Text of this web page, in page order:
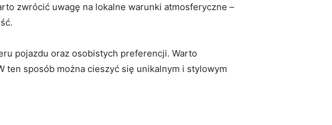
zwrócić uwagę na lokalne warunki atmosferyczne –
pojazdu oraz osobistych preferencji. Warto
ten sposób można cieszyć się unikalnym i stylowym